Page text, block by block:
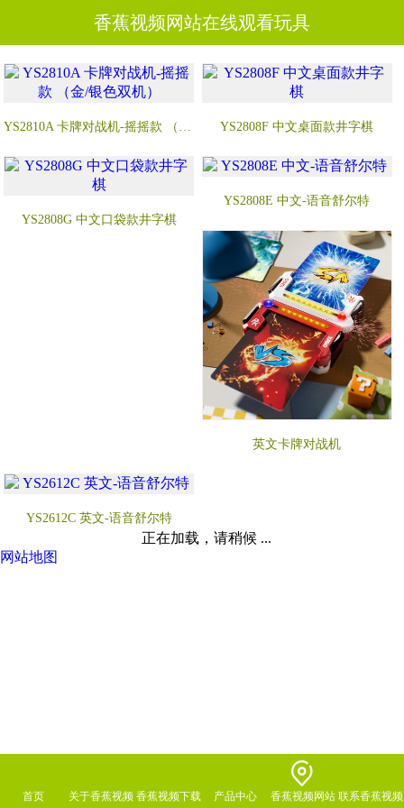
香蕉视频网站在线观看玩具
YS2810A 卡牌对战机-摇摇款 （金/银色双机） YS2808F 中文桌面款井字棋
YS2808G 中文口袋款井字棋
YS2808E 中文-语音舒尔特
英文卡牌对战机
YS2612C 英文-语音舒尔特
正在加载，请稍候 ...
首页 关于香蕉视频 香蕉视频下载 产品中心 香蕉视频网站 联系香蕉视频
网站地图